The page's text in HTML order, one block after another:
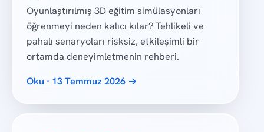
Oyunlaştırılmış 3D eğitim simülasyonları
öğrenmeyi neden kalıcı kılar? Tehlikeli ve
pahalı senaryoları risksiz, etkileşimli bir
ortamda deneyimletmenin rehberi.
Oku · 13 Temmuz 2026 →